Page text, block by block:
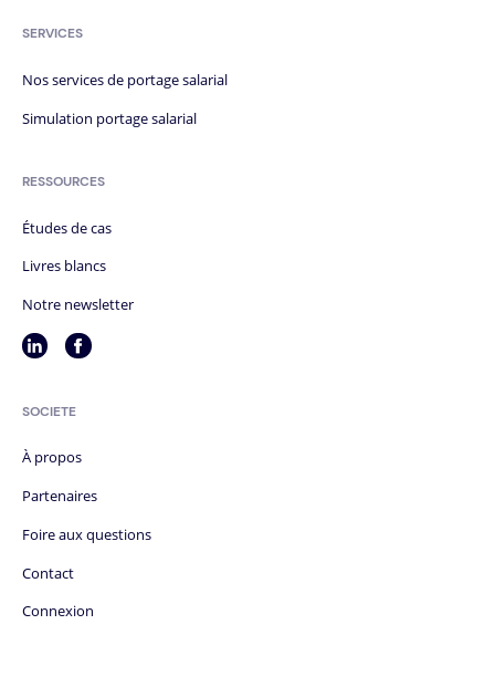
SERVICES
Nos services de portage salarial
Simulation portage salarial
RESSOURCES
Études de cas
Livres blancs
Notre newsletter
SOCIÉTÉ
À propos
Partenaires
Foire aux questions
Contact
Connexion